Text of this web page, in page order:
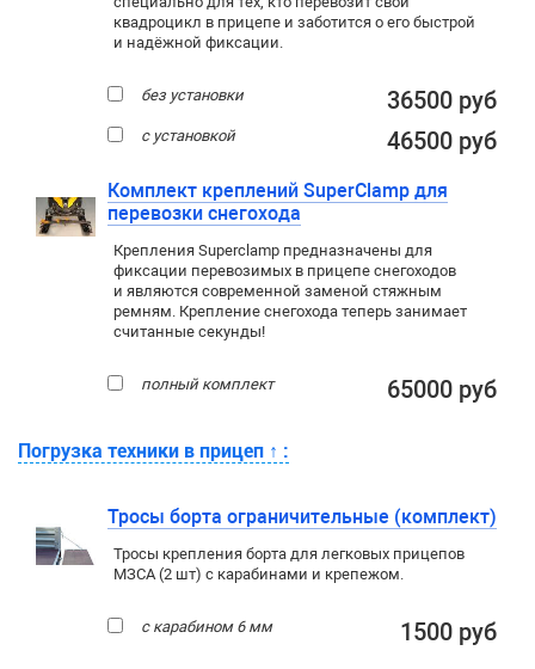
квадроцикл в прицепе и заботится о его быстрой
и надёжной фиксации.
без установки 36500 руб
с установкой 46500 руб
Комплект креплений SuperClamp для
перевозки снегохода
Крепления Superclamp предназначены для
фиксации перевозимых в прицепе снегоходов
и являются современной заменой стяжным
ремням. Крепление снегохода теперь занимает
считанные секунды!
полный комплект 65000 руб
Погрузка техники в прицеп ↑ :
Тросы борта ограничительные (комплект)
Тросы крепления борта для легковых прицепов
МЗСА (2 шт) с карабинами и крепежом.
с карабином 6 мм 1500 руб